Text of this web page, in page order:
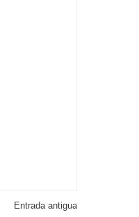
Entrada antigua